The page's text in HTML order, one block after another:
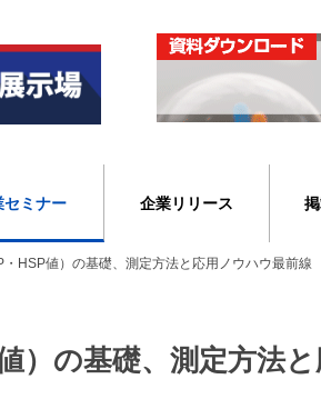
セミナー 企業リリース
HSP値）の基礎、測定方法と応用ノウハウ最前線
）の基礎、測定方法